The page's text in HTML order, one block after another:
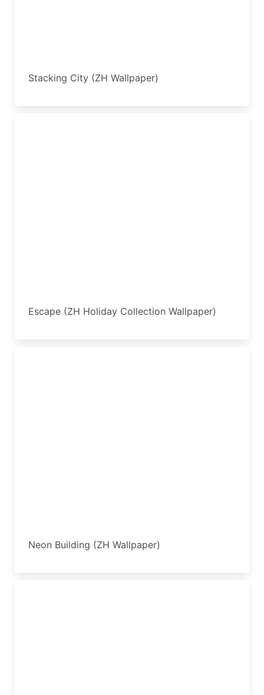
Stacking City (ZH Wallpaper)
Escape (ZH Holiday Collection Wallpaper)
Neon Building (ZH Wallpaper)